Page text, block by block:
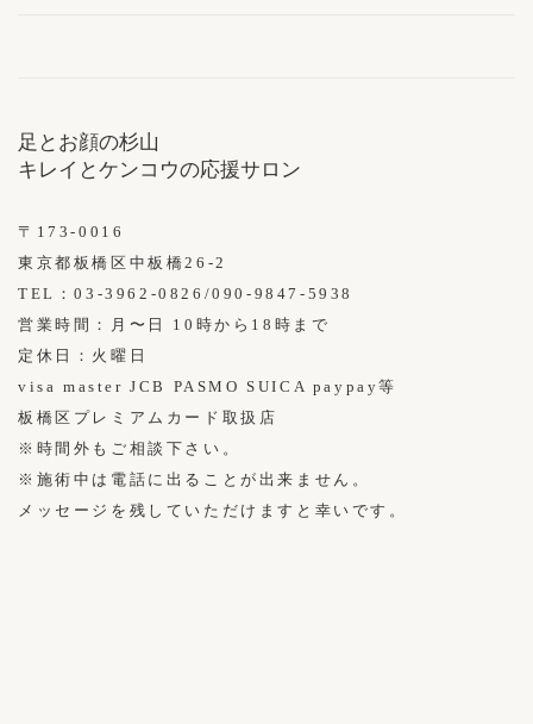
足とお顔の杉山
キレイとケンコウの応援サロン
〒173-0016
東京都板橋区中板橋26-2
TEL：03-3962-0826/090-9847-5938
営業時間：月〜日 10時から18時まで
定休日：火曜日
visa master JCB PASMO SUICA paypay等
板橋区プレミアムカード取扱店
※時間外もご相談下さい。
※施術中は電話に出ることが出来ません。
メッセージを残していただけますと幸いです。